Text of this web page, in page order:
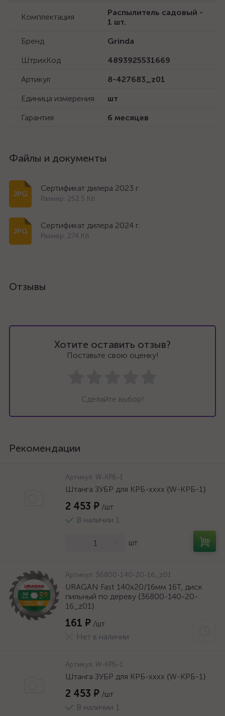
Комплектация
Распылитель садовый -
1 шт.
Бренд
Grinda
ШтрихКод
4893925531669
Артикул
8-427683_z01
Единица измерения
шт
Гарантия
6 месяцев
Файлы и документы
Сертификат дилера 2023 г.
Размер: 252.5 Кб
Сертификат дилера 2024 г.
Размер: 274 Кб
Отзывы
Хотите оставить отзыв?
Поставьте свою оценку!
Сделайте выбор!
Рекомендации
Артикул: W-КРБ-1
Штанга ЗУБР для КРБ-хххх {W-КРБ-1}
2 453 ₽ /шт
В наличии 1
шт
Артикул: 36800-140-20-16_z01
URAGAN Fast 140x20/16мм 16Т, диск
пильный по дереву {36800-140-20-
16_z01}
161 ₽ /шт
Нет в наличии
Артикул: W-КРБ-1
Штанга ЗУБР для КРБ-хххх {W-КРБ-1}
2 453 ₽ /шт
В наличии 1